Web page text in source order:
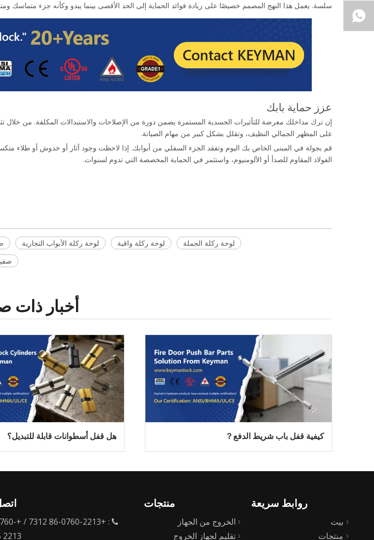
سلسة. يعمل هذا النهج المصمم خصيصًا على زيادة فوائد الحماية إلى الحد الأقصى بينما يبدو وكأنه جزء متماسك
عزز حماية بابك
إن ترك مداخلك معرضة للتأثيرات الجسدية المستمرة يضمن دورة من الإصلاحات والاستبدالات المكلفة. من خلال
على المظهر الجمالي النظيف، وتقلل بشكل كبير من مهام الصيانة.
قم بجولة في المبنى الخاص بك اليوم وتفقد الجزء السفلي من أبوابك. إذا لاحظت وجود آثار أو خدوش أو طلاء
الفولاذ المقاوم للصدأ أو الألومنيوم، واستثمر في الحماية المخصصة التي تدوم لسنوات.
لوحة ركلة الأبواب التجارية لوحة ركلة واقية
لوحة ركلة الجملة
أخبار ذات
كيفية قفل باب شريط الدفع？ هل قفل أسطوانات قابلة للتبديل؟
روابط سريعة
بيت
منتجات
منتجات
الخروج من الجهاز
تقليم لجهاز الخروج

/ +86-0760-
2213 7315